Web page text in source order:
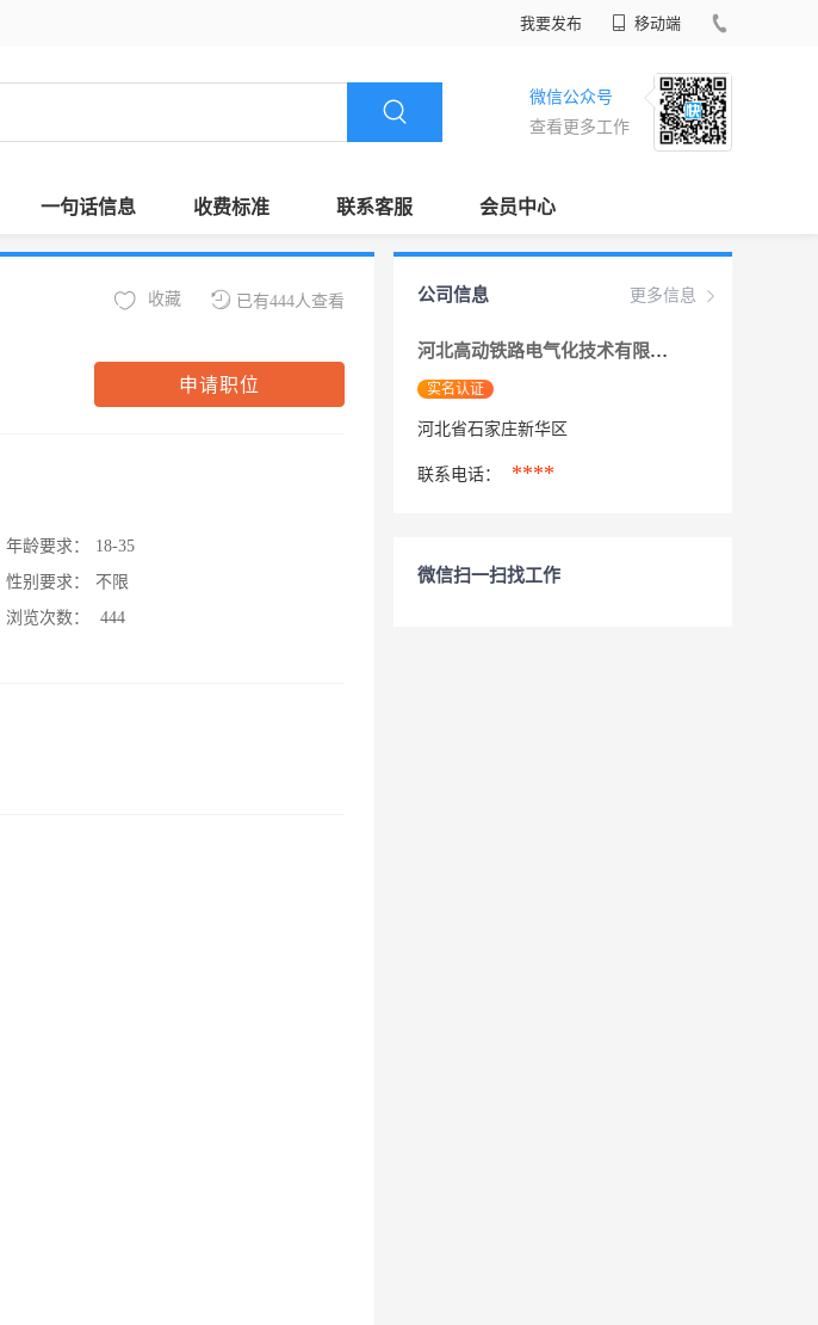
我要发布 移动端
微信公众号
查看更多工作
一句话信息 收费标准 联系客服 会员中心
已有444人查看
收藏
申请职位
年龄要求：
18-35
性别要求：
不限
浏览次数：
444
更多信息
公司信息
河北高动铁路电气化技术有限公司
实名认证
河北省石家庄新华区
联系电话： ****
微信扫一扫找工作